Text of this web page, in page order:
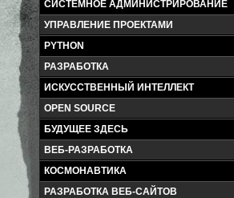
СИСТЕМНОЕ АДМИНИСТРИРОВАНИЕ
УПРАВЛЕНИЕ ПРОЕКТАМИ
PYTHON
РАЗРАБОТКА
ИСКУССТВЕННЫЙ ИНТЕЛЛЕКТ
OPEN SOURCE
БУДУЩЕЕ ЗДЕСЬ
ВЕБ-РАЗРАБОТКА
КОСМОНАВТИКА
РАЗРАБОТКА ВЕБ-САЙТОВ